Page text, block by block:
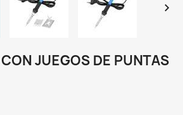

JUEGOS DE PUNTAS